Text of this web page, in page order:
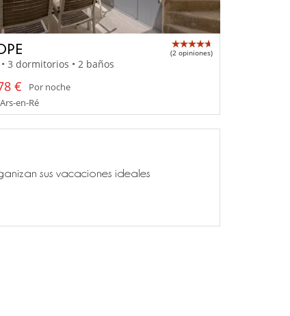
(2 opiniones)
3 dormitorios • 2 baños
€
Por noche
en-Ré
sus vacaciones ideales